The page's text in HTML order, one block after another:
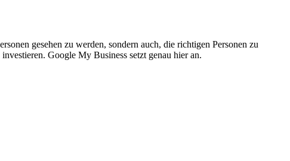
gesehen zu werden, sondern auch, die richtigen Personen zu
Google My Business setzt genau hier an.